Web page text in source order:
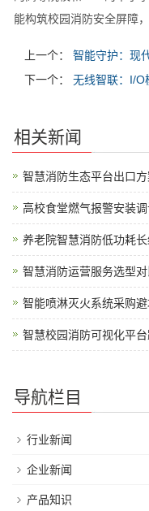
能构筑校园消防安全屏障
上一个：
智能守护：现
下一个：
无线智联：I/O
相关新闻
智慧消防生态平台出口
高校食堂燃气报警安装
养老院智慧消防低功耗
智慧消防运营服务选型
智能喷淋灭火系统采购
智慧校园消防可视化平
导航栏目
行业新闻
企业新闻
产品知识